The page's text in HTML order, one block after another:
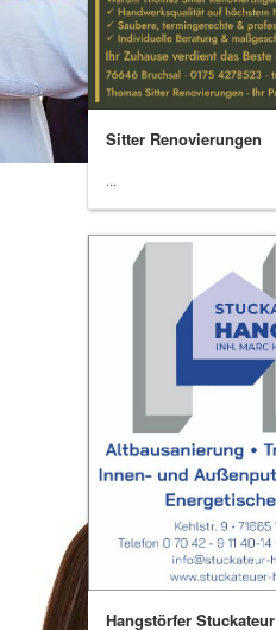
Sitter Renovierungen
...
Hangstörfer Stuckateur